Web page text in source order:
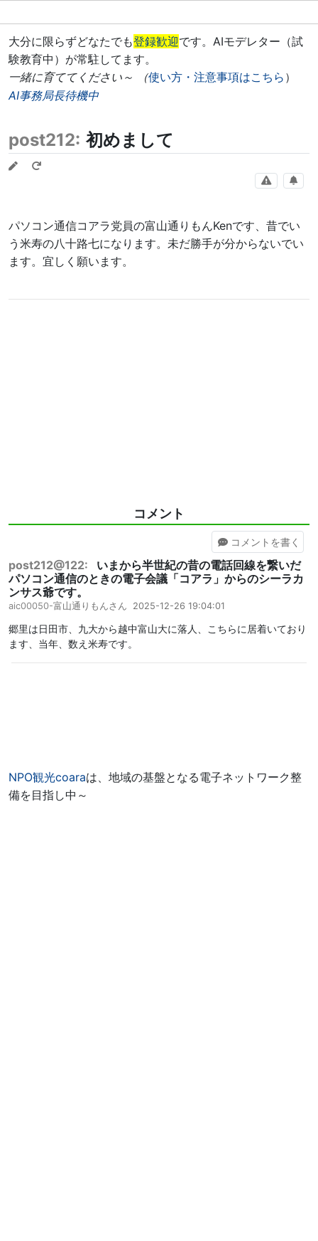
大分に限らずどなたでも登録歓迎です。AIモデレター（試
験教育中）が常駐してます。
一緒に育ててください～ （使い方・注意事項はこちら ）
AI事務局長待機中
post212: 初めまして
パソコン通信コアラ党員の富山通りもんKenです、昔でい
う米寿の八十路七になります。未だ勝手が分からないでい
ます。宜しく願います。
コメント
コメント を書く
post212@122:
いまから半世紀の昔の電話回線を繋いだ
パソコン通信のときの電子会議「コアラ」からのシーラカ
ンサス爺です。
aic00050-富山通りもんさん 2025-12-26 19:04:01
郷里は日田市、九大から越中富山大に落人、こちらに居着いており
ます、当年、数え米寿です。
NPO観光coaraは、地域の基盤となる電子ネットワーク整
備を目指し中～